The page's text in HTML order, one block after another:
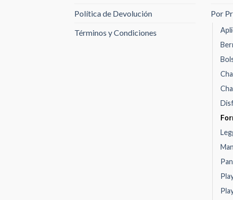
Política de Devolución
Términos y Condiciones
Por